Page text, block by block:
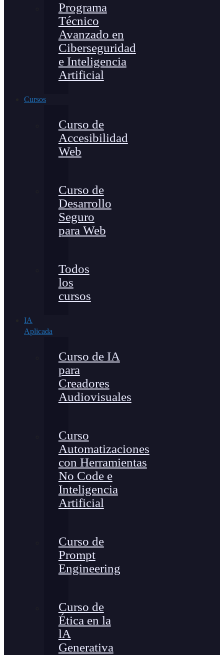
Programa
Técnico
Avanzado en
Ciberseguridad
e Inteligencia
Artificial
Cursos
Curso de
Accesibilidad
Web
Curso de
Desarrollo
Seguro
para Web
Todos
los
cursos
IA
Aplicada
Curso de IA
para
Creadores
Audiovisuales
Curso
Automatizaciones
con Herramientas
No Code e
Inteligencia
Artificial
Curso de
Prompt
Engineering
Curso de
Ética en la
lA
Generativa